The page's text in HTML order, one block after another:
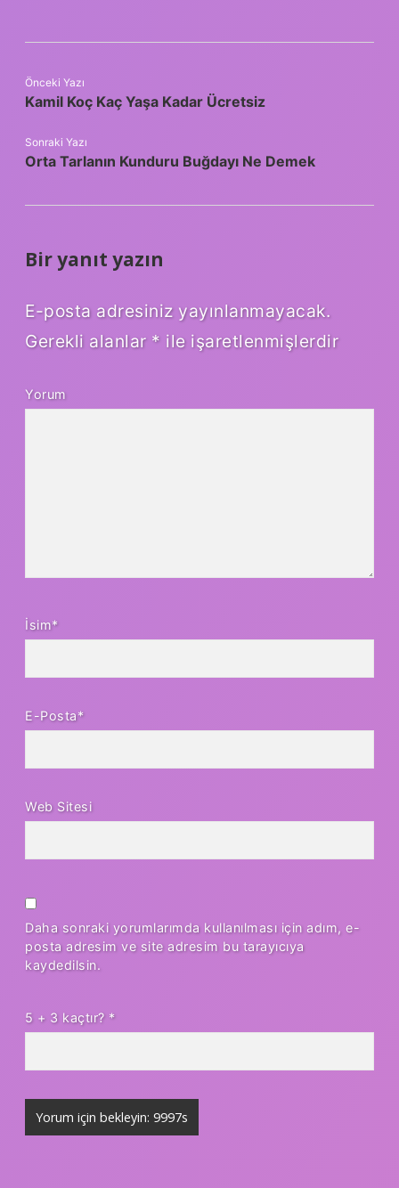
Önceki Yazı
Kamil Koç Kaç Yaşa Kadar Ücretsiz
Sonraki Yazı
Orta Tarlanın Kunduru Buğdayı Ne Demek
Bir yanıt yazın
E-posta adresiniz yayınlanmayacak.
Gerekli alanlar * ile işaretlenmişlerdir
Yorum
İsim*
E-Posta*
Web Sitesi
Daha sonraki yorumlarımda kullanılması için adım, e-
posta adresim ve site adresim bu tarayıcıya
kaydedilsin.
5 + 3 kaçtır? *